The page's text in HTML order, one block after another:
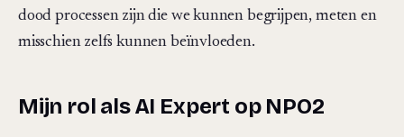
dood processen zijn die we kunnen begrijpen, meten en
misschien zelfs kunnen beïnvloeden.
Mijn rol als AI Expert op NPO2